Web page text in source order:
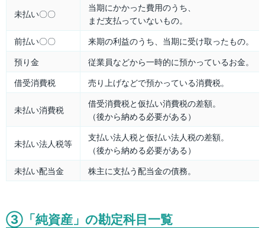
未払い〇〇
当期にかかった費用のうち、
まだ支払っていないもの。
前払い〇〇
来期の利益のうち、当期に受け取ったもの。
預り金
従業員などから一時的に預かっているお金。
借受消費税
売り上げなどで預かっている消費税。
未払い消費税
借受消費税と仮払い消費税の差額。
（後から納める必要がある）
未払い法人税等
支払い法人税と仮払い法人税の差額。
（後から納める必要がある）
未払い配当金
株主に支払う配当金の債務。
③「純資産」の勘定科目一覧